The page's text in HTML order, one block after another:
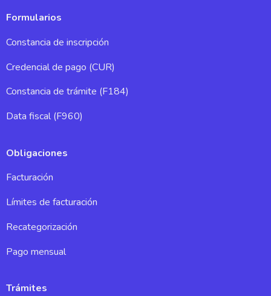
Formularios
Constancia de inscripción
Credencial de pago (CUR)
Constancia de trámite (F184)
Data fiscal (F960)
Obligaciones
Facturación
Límites de facturación
Recategorización
Pago mensual
Trámites